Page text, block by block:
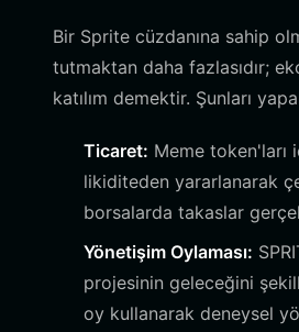
Bir Sprite cüzdanına sahip
tutmaktan daha fazlasıdır;
katılım demektir. Şunları
Ticaret: Meme token'ları
likiditeden yararlanarak
borsalarda takaslar
Yönetişim Oylaması:
projesinin geleceğini
oy kullanarak deneysel